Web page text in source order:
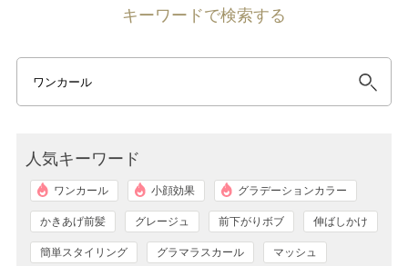
キーワードで検索する
人気キーワード
ワンカール 小顔効果 グラデーションカラー
かきあげ前髪 グレージュ 前下がりボブ 伸ばしかけ
簡単スタイリング グラマラスカール マッシュ